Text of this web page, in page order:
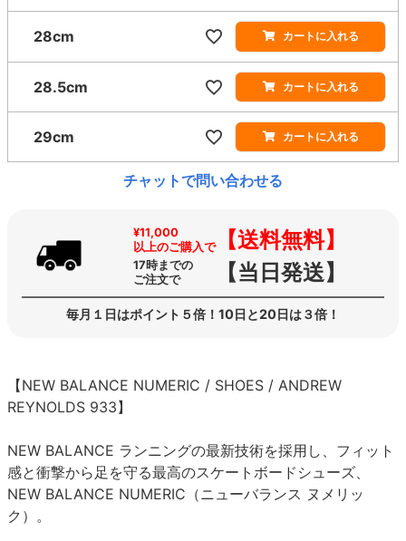
28cm カートに入れる
28.5cm カートに入れる
29cm カートに入れる
チャットで問い合わせる
¥11,000
以上のご購入で【送料無料】
17時までの
ご注文で
【当日発送】
毎月１日はポイント５倍！10日と20日は３倍！
【NEW BALANCE NUMERIC / SHOES / ANDREW
REYNOLDS 933】
NEW BALANCE ランニングの最新技術を採用し、フィット
感と衝撃から足を守る最高のスケートボードシューズ、
NEW BALANCE NUMERIC（ニューバランス ヌメリッ
ク）。